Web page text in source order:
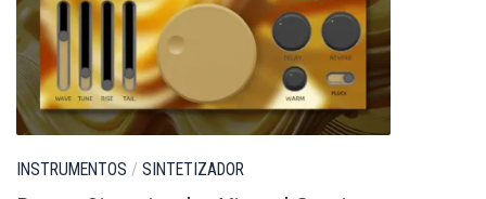
INSTRUMENTOS / SINTETIZADOR